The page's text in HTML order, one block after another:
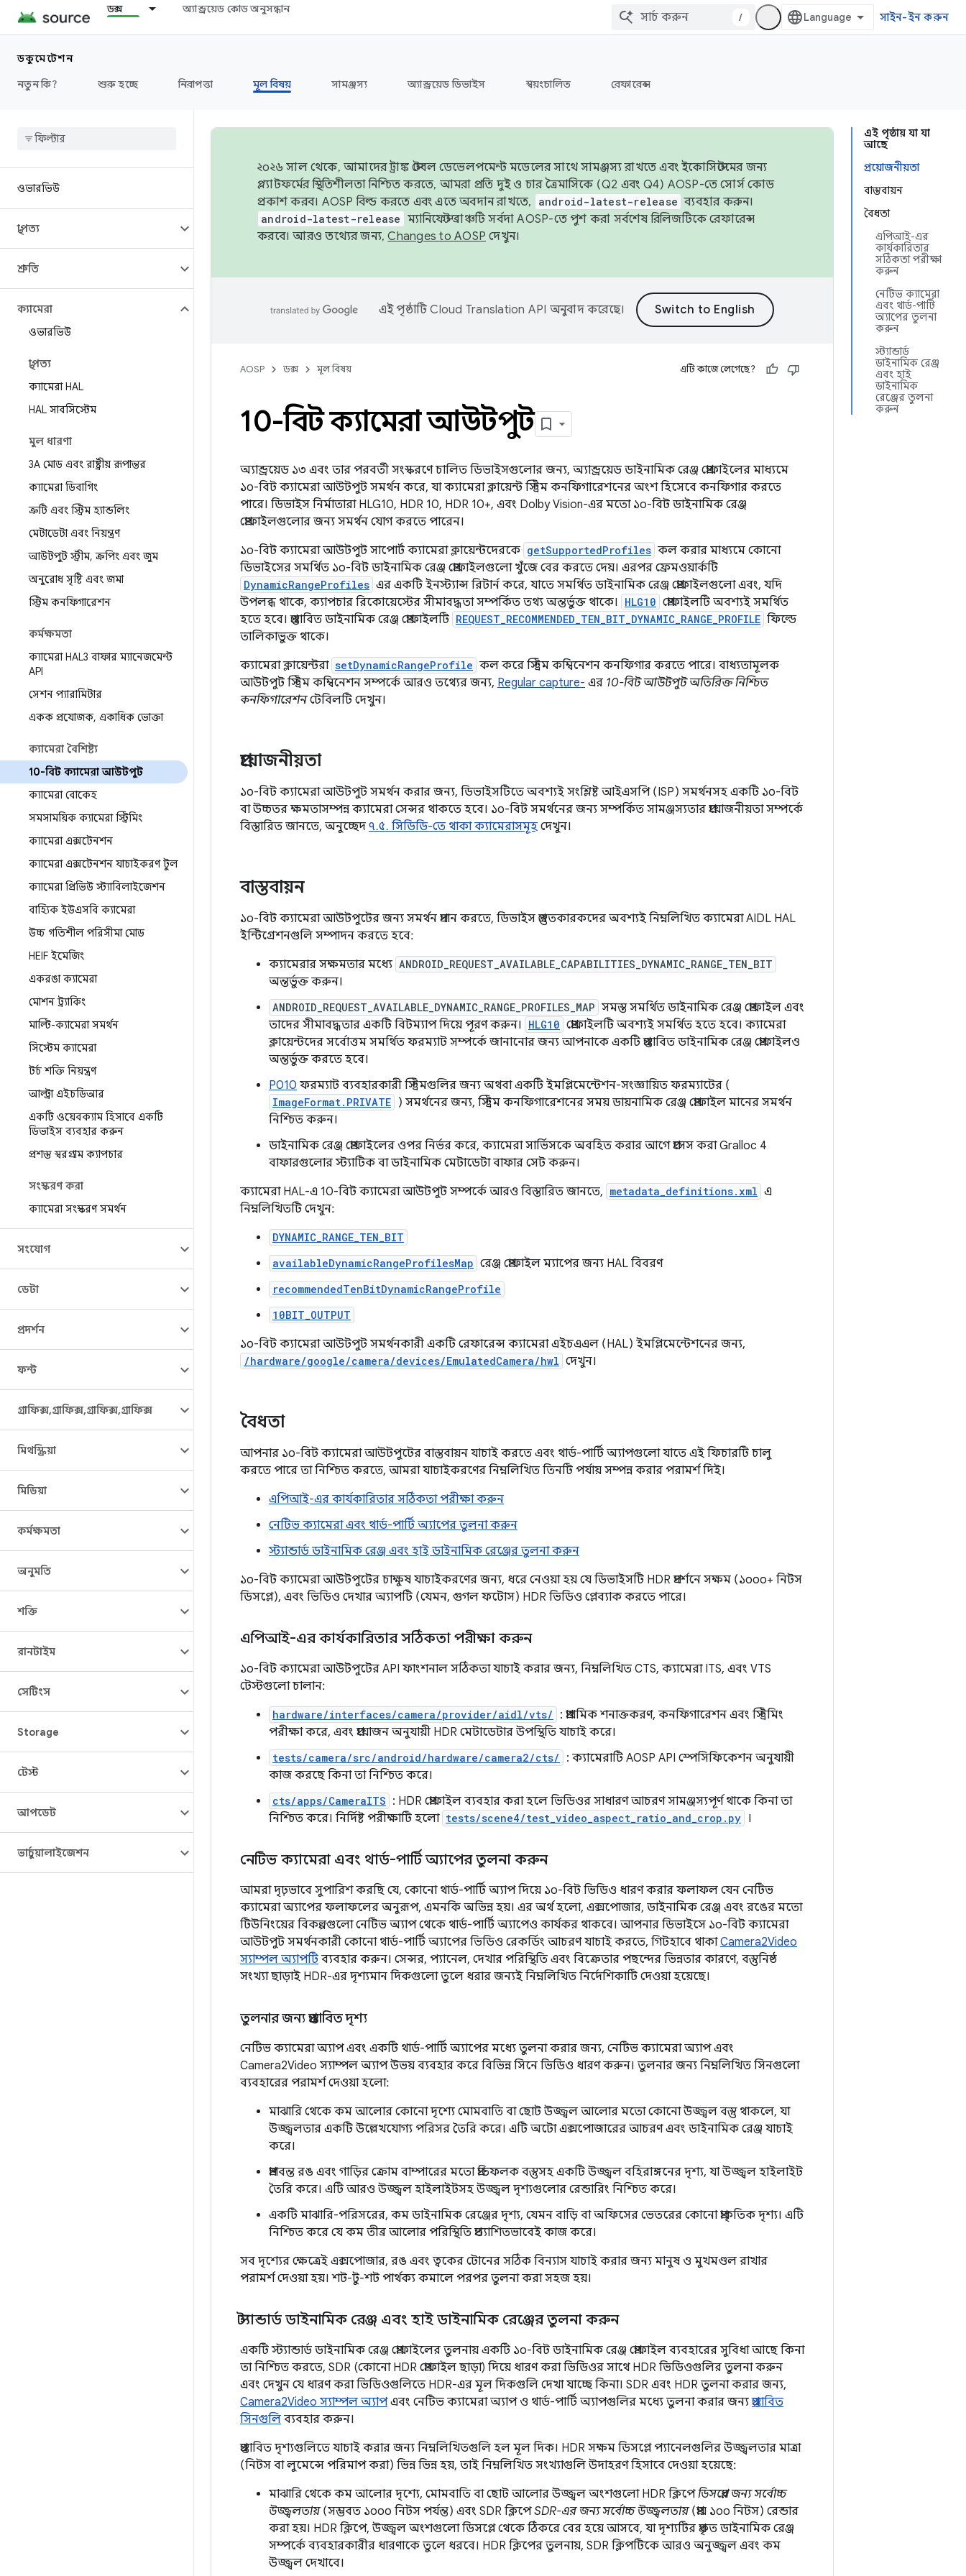
ডক্স অ্যান্ড্রয়েড কোড অনুসন্ধান
/ সাইন-ইন করুন
ডকুমেন্টেশন
নতুন কি?
শুরু হচ্ছে নিরাপত্তা মূল বিষয় সামঞ্জস্য অ্যান্ড্রয়েড ডিভাইস স্বয়ংচালিত রেফারেন্স
ওভারভিউ
স্থাপত্য
শ্রুতি
ক্যামেরা
ওভারভিউ
স্থাপত্য
ক্যামেরা HAL
HAL সাবসিস্টেম
মুল ধারণা
3A মোড এবং রাষ্ট্রীয় রূপান্তর
ক্যামেরা ডিবাগিং
ত্রুটি এবং স্ট্রিম হ্যান্ডলিং
মেটাডেটা এবং নিয়ন্ত্রণ
আউটপুট স্ট্রীম, ক্রপিং এবং জুম
অনুরোধ সৃষ্টি এবং জমা
স্ট্রিম কনফিগারেশন
কর্মক্ষমতা
ক্যামেরা HAL3 বাফার ম্যানেজমেন্ট
API
সেশন প্যারামিটার
একক প্রযোজক, একাধিক ভোক্তা
ক্যামেরা বৈশিষ্ট্য
10-বিট ক্যামেরা আউটপুট
ক্যামেরা বোকেহ
সমসাময়িক ক্যামেরা স্ট্রিমিং
ক্যামেরা এক্সটেনশন
ক্যামেরা এক্সটেনশন যাচাইকরণ টুল
ক্যামেরা প্রিভিউ স্ট্যাবিলাইজেশন
বাহ্যিক ইউএসবি ক্যামেরা
উচ্চ গতিশীল পরিসীমা মোড
HEIF ইমেজিং
একরঙা ক্যামেরা
মোশন ট্র্যাকিং
মাল্টি-ক্যামেরা সমর্থন
সিস্টেম ক্যামেরা
টর্চ শক্তি নিয়ন্ত্রণ
আল্ট্রা এইচডিআর
একটি ওয়েবক্যাম হিসাবে একটি
ডিভাইস ব্যবহার করুন
প্রশস্ত স্বরগ্রাম ক্যাপচার
সংস্করণ করা
ক্যামেরা সংস্করণ সমর্থন
সংযোগ
ডেটা
প্রদর্শন
ফন্ট
গ্রাফিক্স,গ্রাফিক্স,গ্রাফিক্স,গ্রাফিক্স
মিথস্ক্রিয়া
মিডিয়া
কর্মক্ষমতা
অনুমতি
শক্তি
রানটাইম
সেটিংস
Storage
টেস্ট
আপডেট
ভার্চুয়ালাইজেশন
এই পৃষ্ঠায় যা যা
আছে
প্রয়োজনীয়তা
বাস্তবায়ন
বৈধতা
এপিআই-এর
কার্যকারিতার
সঠিকতা পরীক্ষা
করুন
নেটিভ ক্যামেরা
এবং থার্ড-পার্টি
অ্যাপের তুলনা
করুন
স্ট্যান্ডার্ড
ডাইনামিক রেঞ্জ
এবং হাই
ডাইনামিক
রেঞ্জের তুলনা
করুন
২০২৬ সাল থেকে, আমাদের ট্রাঙ্ক স্টেবল ডেভেলপমেন্ট মডেলের সাথে সামঞ্জস্য রাখতে এবং ইকোসিস্টেমের জন্য
প্ল্যাটফর্মের স্থিতিশীলতা নিশ্চিত করতে, আমরা প্রতি দুই ও চার ত্রৈমাসিকে (Q2 এবং Q4) AOSP-তে সোর্স কোড
প্রকাশ করব। AOSP বিল্ড করতে এবং এতে অবদান রাখতে,
android-latest-release ব্যবহার করুন।
android-latest-release ম্যানিফেস্ট ব্রাঞ্চটি সর্বদা AOSP-তে পুশ করা সর্বশেষ রিলিজটিকে রেফারেন্স
করবে। আরও তথ্যের জন্য,Changes to AOSP দেখুন।
এই পৃষ্ঠাটিCloud Translation API অনুবাদ করেছে।
AOSP ডক্স মূল বিষয় এটি কাজে লেগেছে?
10-বিট ক্যামেরা আউটপুট
অ্যান্ড্রয়েড ১৩ এবং তার পরবর্তী সংস্করণে চালিত ডিভাইসগুলোর জন্য, অ্যান্ড্রয়েড ডাইনামিক রেঞ্জ প্রোফাইলের মাধ্যমে
১০-বিট ক্যামেরা আউটপুট সমর্থন করে, যা ক্যামেরা ক্লায়েন্ট স্ট্রিম কনফিগারেশনের অংশ হিসেবে কনফিগার করতে
পারে। ডিভাইস নির্মাতারা HLG10, HDR 10, HDR 10+, এবং Dolby Vision-এর মতো ১০-বিট ডাইনামিক রেঞ্জ
প্রোফাইলগুলোর জন্য সমর্থন যোগ করতে পারেন।
১০-বিট ক্যামেরা আউটপুট সাপোর্ট ক্যামেরা ক্লায়েন্টদেরকে getSupportedProfiles কল করার মাধ্যমে কোনো
ডিভাইসের সমর্থিত ১০-বিট ডাইনামিক রেঞ্জ প্রোফাইলগুলো খুঁজে বের করতে দেয়। এরপর ফ্রেমওয়ার্কটি
DynamicRangeProfiles এর একটি ইনস্ট্যান্স রিটার্ন করে, যাতে সমর্থিত ডাইনামিক রেঞ্জ প্রোফাইলগুলো এবং, যদি
উপলব্ধ থাকে, ক্যাপচার রিকোয়েস্টের সীমাবদ্ধতা সম্পর্কিত তথ্য অন্তর্ভুক্ত থাকে।
HLG10 প্রোফাইলটি অবশ্যই সমর্থিত
হতে হবে। প্রস্তাবিত ডাইনামিক রেঞ্জ প্রোফাইলটি REQUEST_RECOMMENDED_TEN_BIT_DYNAMIC_RANGE_PROFILE ফিল্ডে
তালিকাভুক্ত থাকে।
ক্যামেরা ক্লায়েন্টরা setDynamicRangeProfile কল করে স্ট্রিম কম্বিনেশন কনফিগার করতে পারে। বাধ্যতামূলক
আউটপুট স্ট্রিম কম্বিনেশন সম্পর্কে আরও তথ্যের জন্য, Regular capture- এর 10-বিট আউটপুট অতিরিক্ত নিশ্চিত
কনফিগারেশনটেবিলটি দেখুন।
প্রয়োজনীয়তা
১০-বিট ক্যামেরা আউটপুট সমর্থন করার জন্য, ডিভাইসটিতে অবশ্যই সংশ্লিষ্ট আইএসপি (ISP) সমর্থনসহ একটি ১০-বিট
বা উচ্চতর ক্ষমতাসম্পন্ন ক্যামেরা সেন্সর থাকতে হবে। ১০-বিট সমর্থনের জন্য সম্পর্কিত সামঞ্জস্যতার প্রয়োজনীয়তা সম্পর্কে
বিস্তারিত জানতে, অনুচ্ছেদ ৭.৫. সিডিডি-তে থাকা ক্যামেরাসমূহ দেখুন।
বাস্তবায়ন
১০-বিট ক্যামেরা আউটপুটের জন্য সমর্থন প্রদান করতে, ডিভাইস প্রস্তুতকারকদের অবশ্যই নিম্নলিখিত ক্যামেরা AIDL HAL
ইন্টিগ্রেশনগুলি সম্পাদন করতে হবে:
ক্যামেরার সক্ষমতার মধ্যে ANDROID_REQUEST_AVAILABLE_CAPABILITIES_DYNAMIC_RANGE_TEN_BIT
অন্তর্ভুক্ত করুন।
ANDROID_REQUEST_AVAILABLE_DYNAMIC_RANGE_PROFILES_MAP সমস্ত সমর্থিত ডাইনামিক রেঞ্জ প্রোফাইল এবং
তাদের সীমাবদ্ধতার একটি বিটম্যাপ দিয়ে পূরণ করুন।
HLG10 প্রোফাইলটি অবশ্যই সমর্থিত হতে হবে। ক্যামেরা
ক্লায়েন্টদের সর্বোত্তম সমর্থিত ফরম্যাট সম্পর্কে জানানোর জন্য আপনাকে একটি প্রস্তাবিত ডাইনামিক রেঞ্জ প্রোফাইলও
অন্তর্ভুক্ত করতে হবে।
P010 ফরম্যাট ব্যবহারকারী স্ট্রিমগুলির জন্য অথবা একটি ইমপ্লিমেন্টেশন-সংজ্ঞায়িত ফরম্যাটের (
ImageFormat.PRIVATE ) সমর্থনের জন্য, স্ট্রিম কনফিগারেশনের সময় ডায়নামিক রেঞ্জ প্রোফাইল মানের সমর্থন
নিশ্চিত করুন।
ডাইনামিক রেঞ্জ প্রোফাইলের ওপর নির্ভর করে, ক্যামেরা সার্ভিসকে অবহিত করার আগে প্রসেস করা Gralloc 4
বাফারগুলোর স্ট্যাটিক বা ডাইনামিক মেটাডেটা বাফার সেট করুন।
ক্যামেরা HAL-এ 10-বিট ক্যামেরা আউটপুট সম্পর্কে আরও বিস্তারিত জানতে, metadata_definitions.xml এ
নিম্নলিখিতটি দেখুন:
DYNAMIC_RANGE_TEN_BIT
availableDynamicRangeProfilesMap রেঞ্জ প্রোফাইল ম্যাপের জন্য HAL বিবরণ
recommendedTenBitDynamicRangeProfile
10BIT_OUTPUT
১০-বিট ক্যামেরা আউটপুট সমর্থনকারী একটি রেফারেন্স ক্যামেরা এইচএএল (HAL) ইমপ্লিমেন্টেশনের জন্য,
/hardware/google/camera/devices/EmulatedCamera/hwl দেখুন।
বৈধতা
আপনার ১০-বিট ক্যামেরা আউটপুটের বাস্তবায়ন যাচাই করতে এবং থার্ড-পার্টি অ্যাপগুলো যাতে এই ফিচারটি চালু
করতে পারে তা নিশ্চিত করতে, আমরা যাচাইকরণের নিম্নলিখিত তিনটি পর্যায় সম্পন্ন করার পরামর্শ দিই।
এপিআই-এর কার্যকারিতার সঠিকতা পরীক্ষা করুন
নেটিভ ক্যামেরা এবং থার্ড-পার্টি অ্যাপের তুলনা করুন
স্ট্যান্ডার্ড ডাইনামিক রেঞ্জ এবং হাই ডাইনামিক রেঞ্জের তুলনা করুন
১০-বিট ক্যামেরা আউটপুটের চাক্ষুষ যাচাইকরণের জন্য, ধরে নেওয়া হয় যে ডিভাইসটি HDR প্রদর্শনে সক্ষম (১০০০+ নিটস
ডিসপ্লে), এবং ভিডিও দেখার অ্যাপটি (যেমন, গুগল ফটোস) HDR ভিডিও প্লেব্যাক করতে পারে।
এপিআই-এর কার্যকারিতার সঠিকতা পরীক্ষা করুন
১০-বিট ক্যামেরা আউটপুটের API ফাংশনাল সঠিকতা যাচাই করার জন্য, নিম্নলিখিত CTS, ক্যামেরা ITS, এবং VTS
টেস্টগুলো চালান:
hardware/interfaces/camera/provider/aidl/vts/
: প্রাথমিক শনাক্তকরণ, কনফিগারেশন এবং স্ট্রিমিং
পরীক্ষা করে, এবং প্রয়োজন অনুযায়ী HDR মেটাডেটার উপস্থিতি যাচাই করে।
tests/camera/src/android/hardware/camera2/cts/
: ক্যামেরাটি AOSP API স্পেসিফিকেশন অনুযায়ী
কাজ করছে কিনা তা নিশ্চিত করে।
cts/apps/CameraITS : HDR প্রোফাইল ব্যবহার করা হলে ভিডিওর সাধারণ আচরণ সামঞ্জস্যপূর্ণ থাকে কিনা তা
নিশ্চিত করে। নির্দিষ্ট পরীক্ষাটি হলো tests/scene4/test_video_aspect_ratio_and_crop.py ।
নেটিভ ক্যামেরা এবং থার্ড-পার্টি অ্যাপের তুলনা করুন
আমরা দৃঢ়ভাবে সুপারিশ করছি যে, কোনো থার্ড-পার্টি অ্যাপ দিয়ে ১০-বিট ভিডিও ধারণ করার ফলাফল যেন নেটিভ
ক্যামেরা অ্যাপের ফলাফলের অনুরূপ, এমনকি অভিন্ন হয়। এর অর্থ হলো, এক্সপোজার, ডাইনামিক রেঞ্জ এবং রঙের মতো
টিউনিংয়ের বিকল্পগুলো নেটিভ অ্যাপ থেকে থার্ড-পার্টি অ্যাপেও কার্যকর থাকবে। আপনার ডিভাইসে ১০-বিট ক্যামেরা
আউটপুট সমর্থনকারী কোনো থার্ড-পার্টি অ্যাপের ভিডিও রেকর্ডিং আচরণ যাচাই করতে, গিটহাবে থাকাCamera2Video
স্যাম্পল অ্যাপটি ব্যবহার করুন। সেন্সর, প্যানেল, দেখার পরিস্থিতি এবং বিক্রেতার পছন্দের ভিন্নতার কারণে, বস্তুনিষ্ঠ
সংখ্যা ছাড়াই HDR-এর দৃশ্যমান দিকগুলো তুলে ধরার জন্যই নিম্নলিখিত নির্দেশিকাটি দেওয়া হয়েছে।
তুলনার জন্য প্রস্তাবিত দৃশ্য
নেটিভ ক্যামেরা অ্যাপ এবং একটি থার্ড-পার্টি অ্যাপের মধ্যে তুলনা করার জন্য, নেটিভ ক্যামেরা অ্যাপ এবং
Camera2Video স্যাম্পল অ্যাপ উভয় ব্যবহার করে বিভিন্ন সিনে ভিডিও ধারণ করুন। তুলনার জন্য নিম্নলিখিত সিনগুলো
ব্যবহারের পরামর্শ দেওয়া হলো:
মাঝারি থেকে কম আলোর কোনো দৃশ্যে মোমবাতি বা ছোট উজ্জ্বল আলোর মতো কোনো উজ্জ্বল বস্তু থাকলে, যা
উজ্জ্বলতার একটি উল্লেখযোগ্য পরিসর তৈরি করে। এটি অটো এক্সপোজারের আচরণ এবং ডাইনামিক রেঞ্জ যাচাই
করে।
প্রাণবন্ত রঙ এবং গাড়ির ক্রোম বাম্পারের মতো প্রতিফলক বস্তুসহ একটি উজ্জ্বল বহিরাঙ্গনের দৃশ্য, যা উজ্জ্বল হাইলাইট
তৈরি করে। এটি আরও উজ্জ্বল হাইলাইটসহ উজ্জ্বল দৃশ্যগুলোর রেন্ডারিং নিশ্চিত করে।
একটি মাঝারি-পরিসরের, কম ডাইনামিক রেঞ্জের দৃশ্য, যেমন বাড়ি বা অফিসের ভেতরের কোনো প্রাকৃতিক দৃশ্য। এটি
নিশ্চিত করে যে কম তীব্র আলোর পরিস্থিতি প্রত্যাশিতভাবেই কাজ করে।
সব দৃশ্যের ক্ষেত্রেই এক্সপোজার, রঙ এবং ত্বকের টোনের সঠিক বিন্যাস যাচাই করার জন্য মানুষ ও মুখমণ্ডল রাখার
পরামর্শ দেওয়া হয়। শট-টু-শট পার্থক্য কমালে পরপর তুলনা করা সহজ হয়।
স্ট্যান্ডার্ড ডাইনামিক রেঞ্জ এবং হাই ডাইনামিক রেঞ্জের তুলনা করুন
একটি স্ট্যান্ডার্ড ডাইনামিক রেঞ্জ প্রোফাইলের তুলনায় একটি ১০-বিট ডাইনামিক রেঞ্জ প্রোফাইল ব্যবহারের সুবিধা আছে কিনা
তা নিশ্চিত করতে, SDR (কোনো HDR প্রোফাইল ছাড়া) দিয়ে ধারণ করা ভিডিওর সাথে HDR ভিডিওগুলির তুলনা করুন
এবং দেখুন যে ধারণ করা ভিডিওগুলিতে HDR-এর মূল দিকগুলি দেখা যাচ্ছে কিনা। SDR এবং HDR তুলনা করার জন্য,
Camera2Video স্যাম্পল অ্যাপএবং নেটিভ ক্যামেরা অ্যাপ ও থার্ড-পার্টি অ্যাপগুলির মধ্যে তুলনা করার জন্যপ্রস্তাবিত
সিনগুলি ব্যবহার করুন।
প্রস্তাবিত দৃশ্যগুলিতে যাচাই করার জন্য নিম্নলিখিতগুলি হল মূল দিক। HDR সক্ষম ডিসপ্লে প্যানেলগুলির উজ্জ্বলতার মাত্রা
(নিটস বা লুমেন্সে পরিমাপ করা) ভিন্ন ভিন্ন হয়, তাই নিম্নলিখিত সংখ্যাগুলি উদাহরণ হিসাবে দেওয়া হয়েছে:
মাঝারি থেকে কম আলোর দৃশ্যে, মোমবাতি বা ছোট আলোর উজ্জ্বল অংশগুলো HDR ক্লিপেডিসপ্লের জন্য সর্বোচ্চ
উজ্জ্বলতায়(সম্ভবত ১০০০ নিটস পর্যন্ত) এবং SDR ক্লিপেSDR-এর জন্য সর্বোচ্চ উজ্জ্বলতায়(প্রায় ১০০ নিটস) রেন্ডার
করা হয়। HDR ক্লিপে, উজ্জ্বল অংশগুলো ডিসপ্লে থেকে ঠিকরে বের হয়ে আসবে, যা দৃশ্যটির প্রকৃত ডাইনামিক রেঞ্জ
সম্পর্কে ব্যবহারকারীর ধারণাকে তুলে ধরবে। HDR ক্লিপের তুলনায়, SDR ক্লিপটিকে আরও অনুজ্জ্বল এবং কম
উজ্জ্বল দেখাবে।